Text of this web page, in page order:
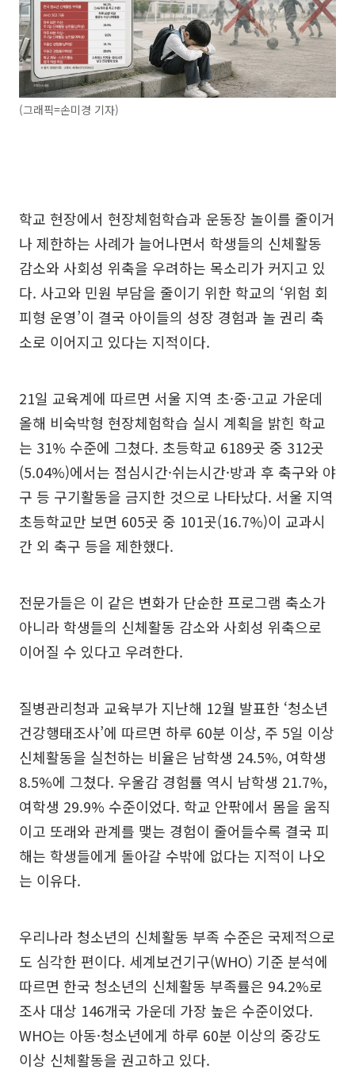
(그래픽=손미경 기자)
학교 현장에서 현장체험학습과 운동장 놀이를 줄이거
나 제한하는 사례가 늘어나면서 학생들의 신체활동
감소와 사회성 위축을 우려하는 목소리가 커지고 있
다. 사고와 민원 부담을 줄이기 위한 학교의 ‘위험 회
피형 운영’이 결국 아이들의 성장 경험과 놀 권리 축
소로 이어지고 있다는 지적이다.
21일 교육계에 따르면 서울 지역 초·중·고교 가운데
올해 비숙박형 현장체험학습 실시 계획을 밝힌 학교
는 31% 수준에 그쳤다. 초등학교 6189곳 중 312곳
(5.04%)에서는 점심시간·쉬는시간·방과 후 축구와 야
구 등 구기활동을 금지한 것으로 나타났다. 서울 지역
초등학교만 보면 605곳 중 101곳(16.7%)이 교과시
간 외 축구 등을 제한했다.
전문가들은 이 같은 변화가 단순한 프로그램 축소가
아니라 학생들의 신체활동 감소와 사회성 위축으로
이어질 수 있다고 우려한다.
질병관리청과 교육부가 지난해 12월 발표한 ‘청소년
건강행태조사’에 따르면 하루 60분 이상, 주 5일 이상
신체활동을 실천하는 비율은 남학생 24.5%, 여학생
8.5%에 그쳤다. 우울감 경험률 역시 남학생 21.7%,
여학생 29.9% 수준이었다. 학교 안팎에서 몸을 움직
이고 또래와 관계를 맺는 경험이 줄어들수록 결국 피
해는 학생들에게 돌아갈 수밖에 없다는 지적이 나오
는 이유다.
우리나라 청소년의 신체활동 부족 수준은 국제적으로
도 심각한 편이다. 세계보건기구(WHO) 기준 분석에
따르면 한국 청소년의 신체활동 부족률은 94.2%로
조사 대상 146개국 가운데 가장 높은 수준이었다.
WHO는 아동·청소년에게 하루 60분 이상의 중강도
이상 신체활동을 권고하고 있다.